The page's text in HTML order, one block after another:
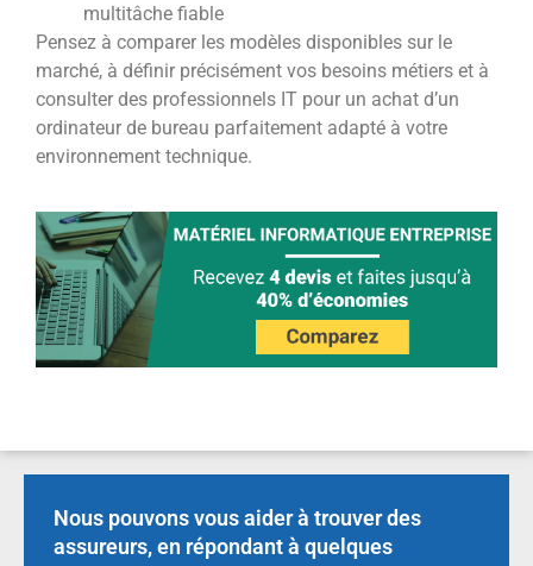
multitâche fiable
Pensez à comparer les modèles disponibles sur le
marché, à définir précisément vos besoins métiers et à
consulter des professionnels IT pour un achat d’un
ordinateur de bureau parfaitement adapté à votre
environnement technique.
Nous pouvons vous aider à trouver des
assureurs, en répondant à quelques